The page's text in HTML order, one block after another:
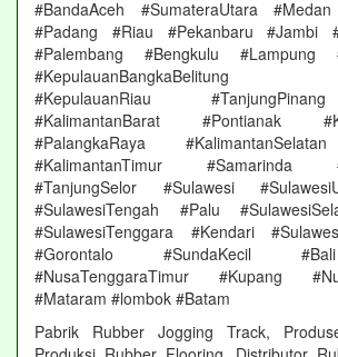
#BandaAceh #SumateraUtara
#Padang #Riau #Pekanbaru #Jambi
#Palembang #Bengkulu #Lampung
#KepulauanBangkaBelitung
#KepulauanRiau
#KalimantanBarat #Pontianak
#PalangkaRaya
#KalimantanTimur #Samarinda
#TanjungSelor #Sulawesi
#SulawesiTengah #Palu
#SulawesiTenggara #Kendari
#Gorontalo #SundaKecil
#NusaTenggaraTimur #Kupang
#Mataram #lombok #Batam
Pabrik Rubber Jogging Track,